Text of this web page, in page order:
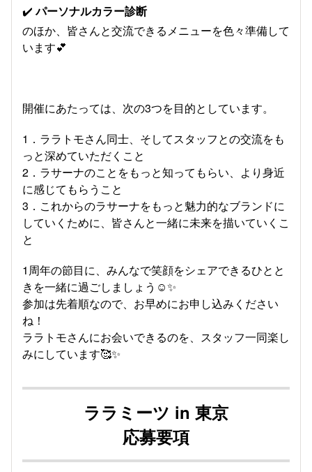
✔️パーソナルカラー診断
のほか、皆さんと交流できるメニューを色々準備して
います💕
開催にあたっては、次の3つを目的としています。
1．ララトモさん同士、そしてスタッフとの交流をも
っと深めていただくこと
2．ラサーナのことをもっと知ってもらい、より身近
に感じてもらうこと
3．これからのラサーナをもっと魅力的なブランドに
していくために、皆さんと一緒に未来を描いていくこ
と
1周年の節目に、みんなで笑顔をシェアできるひとと
きを一緒に過ごしましょう☺️✨
参加は先着順なので、お早めにお申し込みください
ね！
ララトモさんにお会いできるのを、スタッフ一同楽し
みにしています🥰✨
ララミーツ in 東京
応募要項